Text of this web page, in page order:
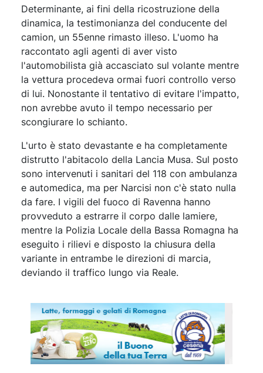
Determinante, ai fini della ricostruzione della
dinamica, la testimonianza del conducente del
camion, un 55enne rimasto illeso. L'uomo ha
raccontato agli agenti di aver visto
l'automobilista già accasciato sul volante mentre
la vettura procedeva ormai fuori controllo verso
di lui. Nonostante il tentativo di evitare l'impatto,
non avrebbe avuto il tempo necessario per
scongiurare lo schianto.
L'urto è stato devastante e ha completamente
distrutto l'abitacolo della Lancia Musa. Sul posto
sono intervenuti i sanitari del 118 con ambulanza
e automedica, ma per Narcisi non c'è stato nulla
da fare. I vigili del fuoco di Ravenna hanno
provveduto a estrarre il corpo dalle lamiere,
mentre la Polizia Locale della Bassa Romagna ha
eseguito i rilievi e disposto la chiusura della
variante in entrambe le direzioni di marcia,
deviando il traffico lungo via Reale.